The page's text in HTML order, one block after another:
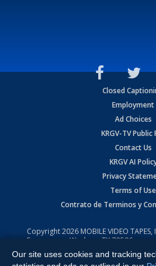
Closed
Employment
Ad Choices
KRGV-TV Public
Contact Us
KRGV AI
Privacy
Terms of Use
Contrato de Terminos y
Copyright2026 MOBILE VIDEO
Expressway, Weslaco, TX 78596.
All Rights Reserved. Powered by:
Our site uses cookies and tracking